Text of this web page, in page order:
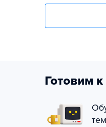
Готовим